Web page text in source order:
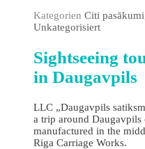
Kategorien Citi pasākumi
Unkategorisiert
Sightseeing
in Daugavpils
LLC „Daugavpils
a trip around
manufactured in the
Riga Carriage Works.